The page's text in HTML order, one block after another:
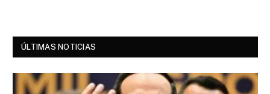
ÚLTIMAS NOTICIAS